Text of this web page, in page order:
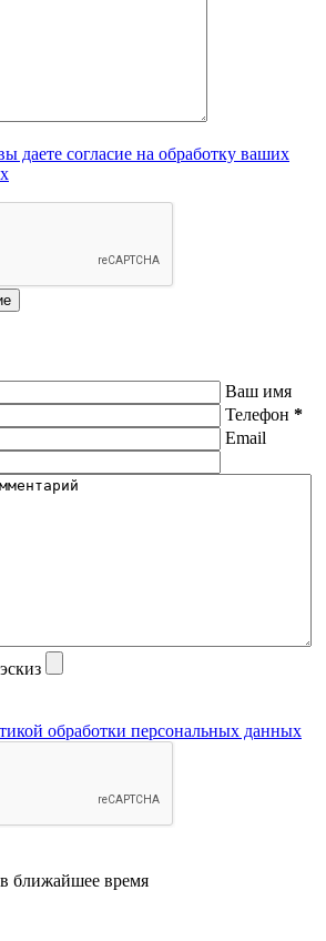
даете согласие на обработку ваших
Ваш имя
Телефон *
Email
обработки персональных данных
ближайшее время